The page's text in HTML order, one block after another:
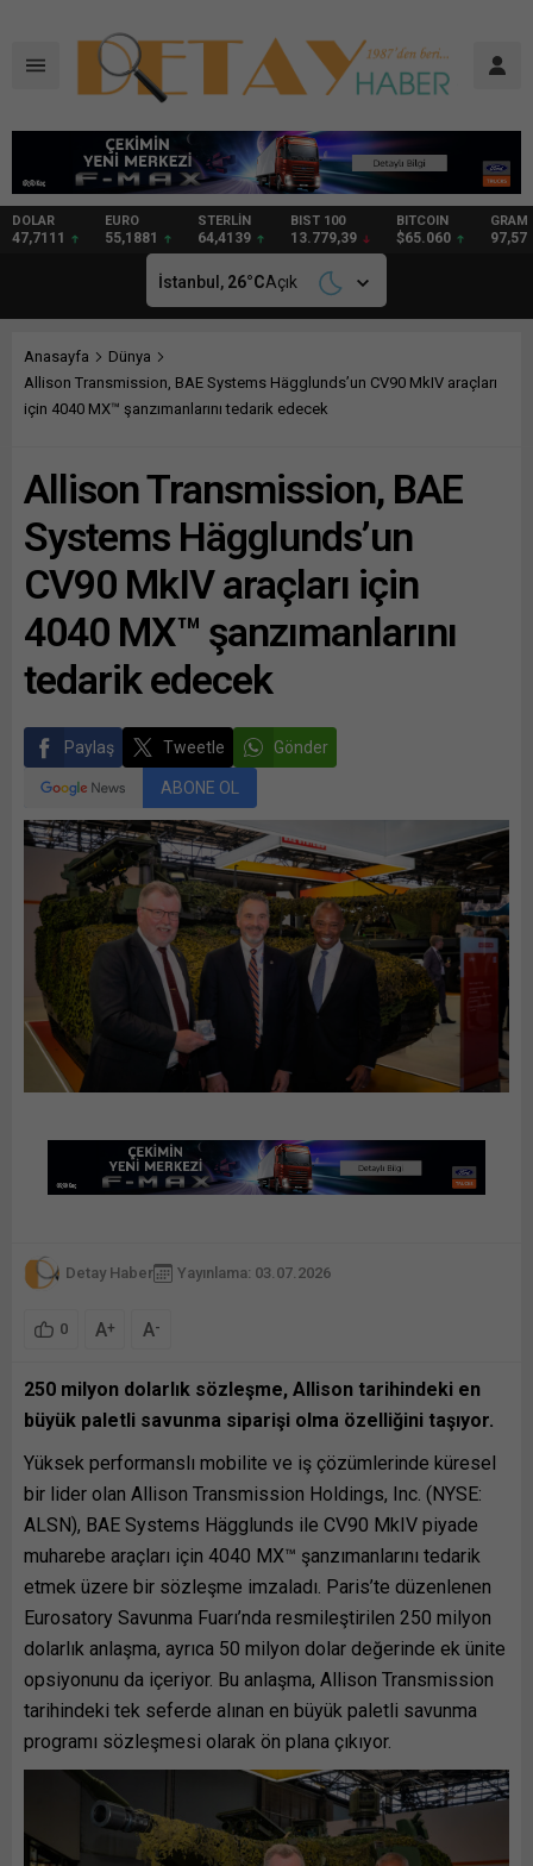
DOLAR
47,7111
EURO
55,1881
STERLİN
64,4139
BIST 100
13.779,39
BITCOIN
$65.060
GRAM
97,57
İstanbul, 26°CAçık
Anasayfa
Dünya
Allison Transmission, BAE Systems Hägglunds’un CV90 MkIV araçları
için 4040 MX™ şanzımanlarını tedarik edecek
Allison Transmission, BAE
Systems Hägglunds’un
CV90 MkIV araçları için
4040 MX™ şanzımanlarını
tedarik edecek
Paylaş Tweetle Gönder
ABONE OL
Detay Haber Yayınlama: 03.07.2026
0 A+ A-
250 milyon dolarlık sözleşme, Allison tarihindeki en
büyük paletli savunma siparişi olma özelliğini taşıyor.
Yüksek performanslı mobilite ve iş çözümlerinde küresel
bir lider olan Allison Transmission Holdings, Inc. (NYSE:
ALSN), BAE Systems Hägglunds ile CV90 MkIV piyade
muharebe araçları için 4040 MX™ şanzımanlarını tedarik
etmek üzere bir sözleşme imzaladı. Paris’te düzenlenen
Eurosatory Savunma Fuarı’nda resmileştirilen 250 milyon
dolarlık anlaşma, ayrıca 50 milyon dolar değerinde ek ünite
opsiyonunu da içeriyor. Bu anlaşma, Allison Transmission
tarihindeki tek seferde alınan en büyük paletli savunma
programı sözleşmesi olarak ön plana çıkıyor.